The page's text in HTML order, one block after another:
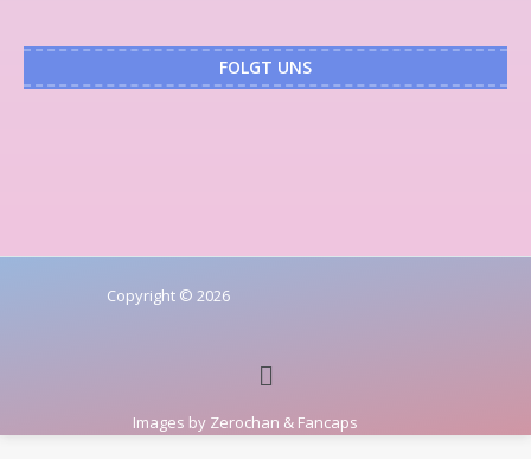
FOLGT UNS
Copyright © 2026
Images by Zerochan & Fancaps